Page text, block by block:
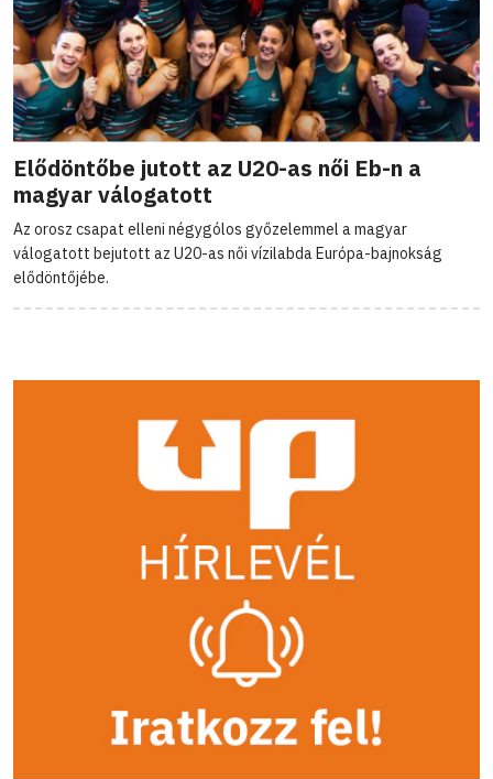
Elődöntőbe jutott az U20-as női Eb-n a
magyar válogatott
Az orosz csapat elleni négygólos győzelemmel a magyar
válogatott bejutott az U20-as női vízilabda Európa-bajnokság
elődöntőjébe.